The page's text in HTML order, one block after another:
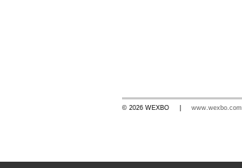
© 2026 WEXBO | www.wexbo.com